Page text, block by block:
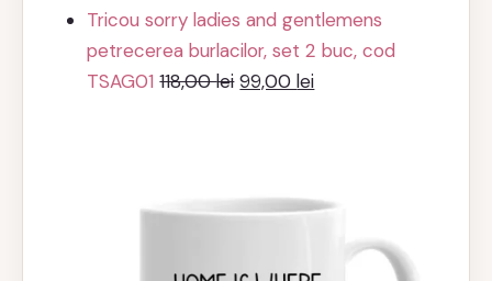
Tricou sorry ladies and gentlemens
petrecerea burlacilor, set 2 buc, cod
TSAG01 118,00lei Prețul
118,00 lei.
99,00leiPrețul